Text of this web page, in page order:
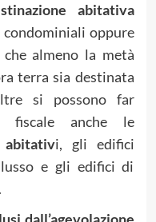
abitativa
oppure
almeno la metà
terra sia destinata
si possono far
fiscale anche le
i, gli edifici
e gli edifici di